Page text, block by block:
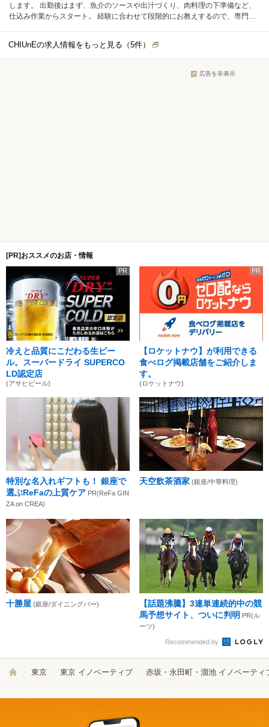
します。 出勤後はまず、魚介のソースや出汁づくり、肉料理の下準備など、
仕込み作業からスタート。 経験に合わせて段階的にお教えするので、専門的
CHIUnEの求人情報をもっと見る（5件）
広告を非表示
[PR]おススメのお店・情報
PR
冷えと品質にこだわる生ビー
ル。スーパードライ SUPERCO
LD認定店
(アサヒビール)
PR
【ロケットナウ】が利用できる
食べログ掲載店舗をご紹介しま
す。
(ロケットナウ)
特別な名入れギフトも！ 銀座で
選ぶReFaの上質ケア PR(ReFa GIN
ZA on CREA)
天空飲茶酒家 (銀座/中華料理)
十勝屋 (銀座/ダイニングバー)
【話題沸騰】3連単連続的中の競
馬予想サイト、ついに判明 PR(ル
ーツ)
Recommended by
東京 東京 イノベーティブ 赤坂・永田町・溜池 イノベーティ